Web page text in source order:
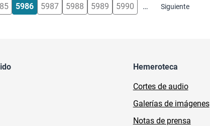
5986 5987 5988 5989 5990 … Siguiente
Siguiente página
Hemeroteca
Cortes de audio
Galerías de imágenes
Notas de prensa